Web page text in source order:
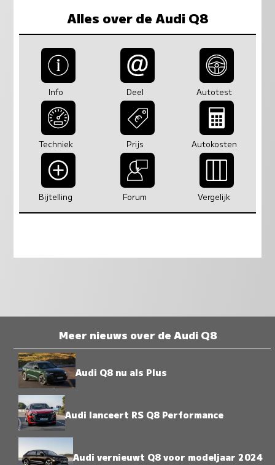
Alles over de Audi Q8
Info Deel Autotest
Techniek Prijs Autokosten
Bijtelling Forum Vergelijk
Meer nieuws over de Audi Q8
Audi Q8 nu als Plus
Audi lanceert RS Q8 Performance
Audi vernieuwt Q8 voor modeljaar 2024